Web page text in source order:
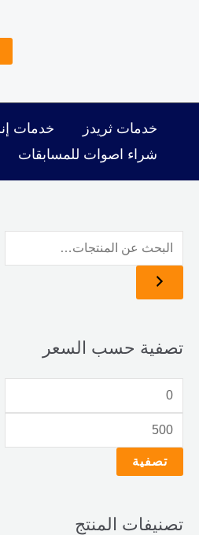
خدمات ثريدز خدمات
شراء اصوات للمسابقات
تصفية حسب السعر
ل
ع
تصفية
تصنيفات المنتج